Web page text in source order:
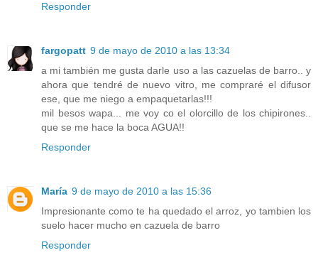
Responder
fargopatt 9 de mayo de 2010 a las 13:34
a mi también me gusta darle uso a las cazuelas de barro.. y
ahora que tendré de nuevo vitro, me compraré el difusor
ese, que me niego a empaquetarlas!!!
mil besos wapa... me voy co el olorcillo de los chipirones..
que se me hace la boca AGUA!!
Responder
María 9 de mayo de 2010 a las 15:36
Impresionante como te ha quedado el arroz, yo tambien los
suelo hacer mucho en cazuela de barro
Responder